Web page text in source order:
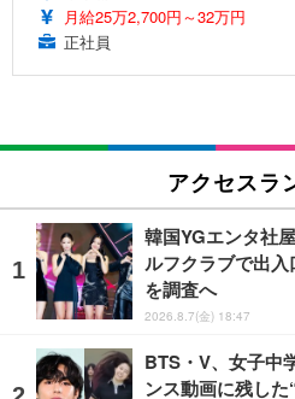
月給25万2,700円～32万円
正社員
アクセスラ
韓国YGエンタ社
ルフクラブで出
を調査へ
2026.8.7(金) 18:47
BTS・V、女子中
ンス動画に残した